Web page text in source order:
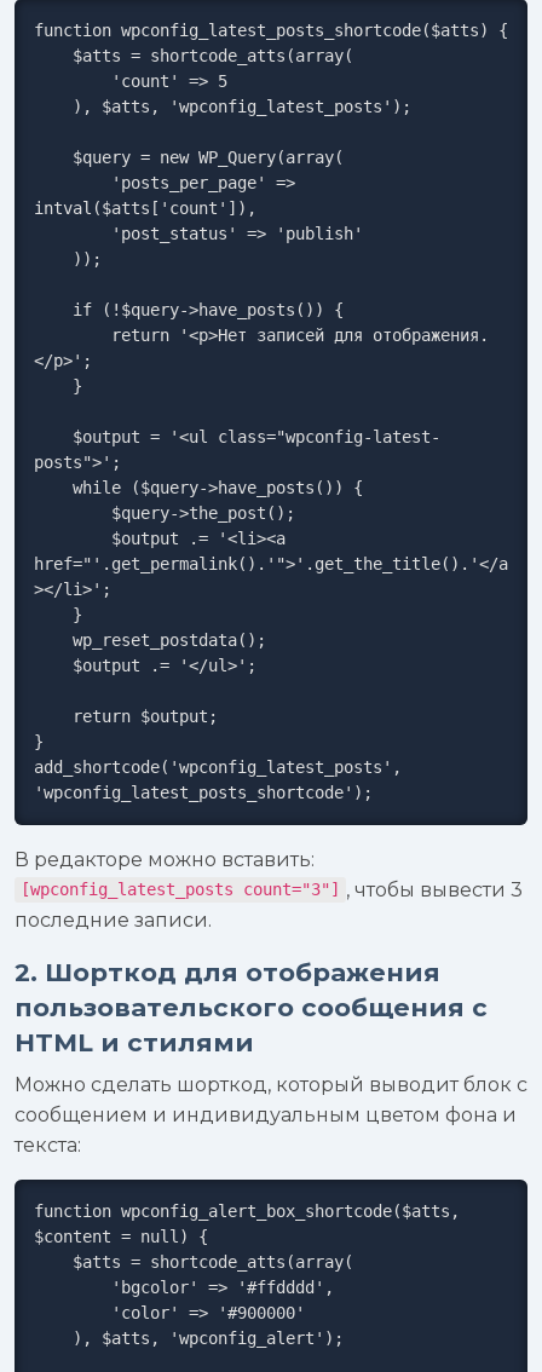
function wpconfig_latest_posts_shortcode($atts) {
intval($atts['count']),
</p>';
posts">';
href="'.get_permalink().'">'.get_the_title().'</a
></li>';
}
add_shortcode('wpconfig_latest_posts',
'wpconfig_latest_posts_shortcode');
В редакторе можно вставить:
[wpconfig_latest_posts count="3"]
, чтобы вывести 3
последние записи.
2. Шорткод для отображения
пользовательского сообщения с
HTML и стилями
Можно сделать шорткод, который выводит блок с
сообщением и индивидуальным цветом фона и
текста:
function wpconfig_alert_box_shortcode($atts,
$content = null) {